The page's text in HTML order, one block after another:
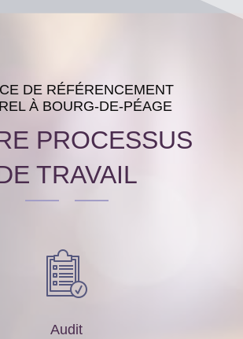
DE RÉFÉRENCEMENT
À BOURG-DE-PÉAGE
PROCESSUS
TRAVAIL
Audit